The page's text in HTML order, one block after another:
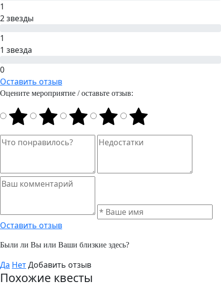
1
2 звезды
1
1 звезда
0
Оставить отзыв
Оцените мероприятие / оставьте отзыв:
Оставить отзыв
Были ли Вы или Ваши близкие здесь?
Да НетДобавить отзыв
Похожие квесты